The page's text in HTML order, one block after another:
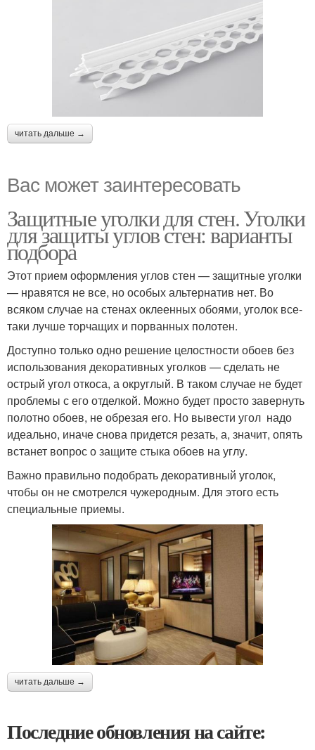
читать дальше →
Вас может заинтересовать
Защитные уголки для стен. Уголки
для защиты углов стен: варианты
подбора
Этот прием оформления углов стен — защитные уголки
— нравятся не все, но особых альтернатив нет. Во
всяком случае на стенах оклеенных обоями, уголок все-
таки лучше торчащих и порванных полотен.
Доступно только одно решение целостности обоев без
использования декоративных уголков — сделать не
острый угол откоса, а округлый. В таком случае не будет
проблемы с его отделкой. Можно будет просто завернуть
полотно обоев, не обрезая его. Но вывести угол надо
идеально, иначе снова придется резать, а, значит, опять
встанет вопрос о защите стыка обоев на углу.
Важно правильно подобрать декоративный уголок,
чтобы он не смотрелся чужеродным. Для этого есть
специальные приемы.
читать дальше →
Последние обновления на сайте: